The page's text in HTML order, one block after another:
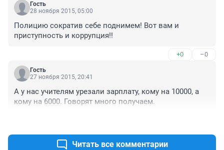
Гость
28 ноября 2015, 05:00
Полицию сократив себе поднимем! Вот вам и
приступность и коррупция!!
+0 –0
Гость
27 ноября 2015, 20:41
А у нас учителям урезали зарплату, кому на 10000, а
кому на 6000. Говорят много получаем.
Читать все комментарии